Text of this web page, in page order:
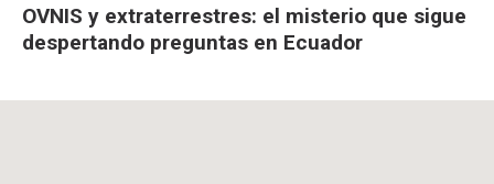
OVNIS y extraterrestres: el misterio que sigue
despertando preguntas en Ecuador